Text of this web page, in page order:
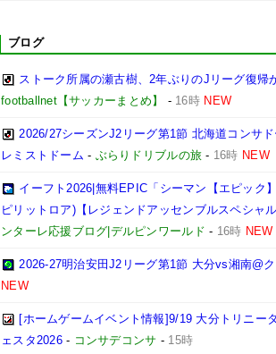
ブログ
ストーク所属の瀬古樹、2年ぶりのJリーグ復
footballnet【サッカーまとめ】
- 16時 NEW
2026/27シーズンJ2リーグ第1節 北海道コンサ
レミストドーム - ぶらりドリブルの旅 - 16時 NEW
イーフト2026|無料EPIC「シーマン【エピック
ピリットロア)【レジェンドアッセンブルスペシャ
ンターレ応援ブログ|デルピンワールド - 16時 NEW
2026-27明治安田J2リーグ第1節 大分vs湘南@
NEW
[ホームゲームイベント情報]9/19 大分トリニー
ェスタ2026- コンサデコンサ - 15時